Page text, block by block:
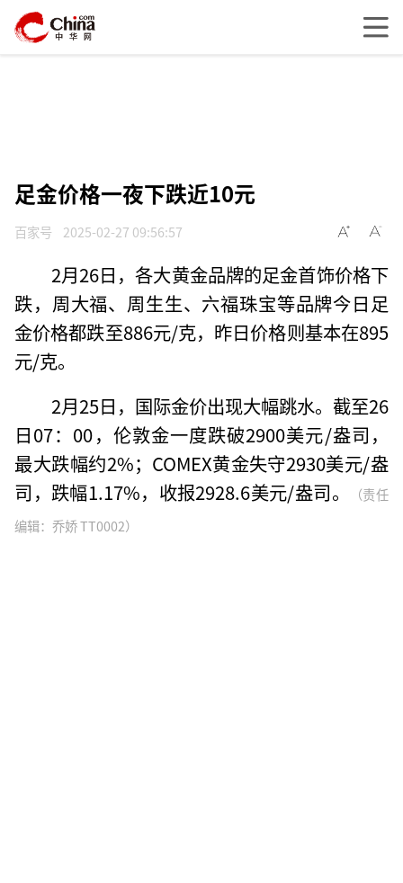
足金价格一夜下跌近10元
百家号 2025-02-27 09:56:57
2月26日，各大黄金品牌的足金首饰价格下
跌，周大福、周生生、六福珠宝等品牌今日足
金价格都跌至886元/克，昨日价格则基本在895
元/克。
2月25日，国际金价出现大幅跳水。截至26
日07：00，伦敦金一度跌破2900美元/盎司，
最大跌幅约2%；COMEX黄金失守2930美元/盎
司，跌幅1.17%，收报2928.6美元/盎司。
（责任
编辑：乔娇 TT0002）